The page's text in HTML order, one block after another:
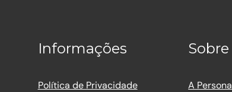
Informações
Política de Privacidade
Sobre
A Persona